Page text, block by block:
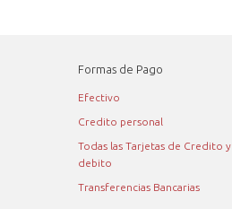
Formas de Pago
Efectivo
Credito personal
Todas las Tarjetas de Credito y
debito
Transferencias Bancarias